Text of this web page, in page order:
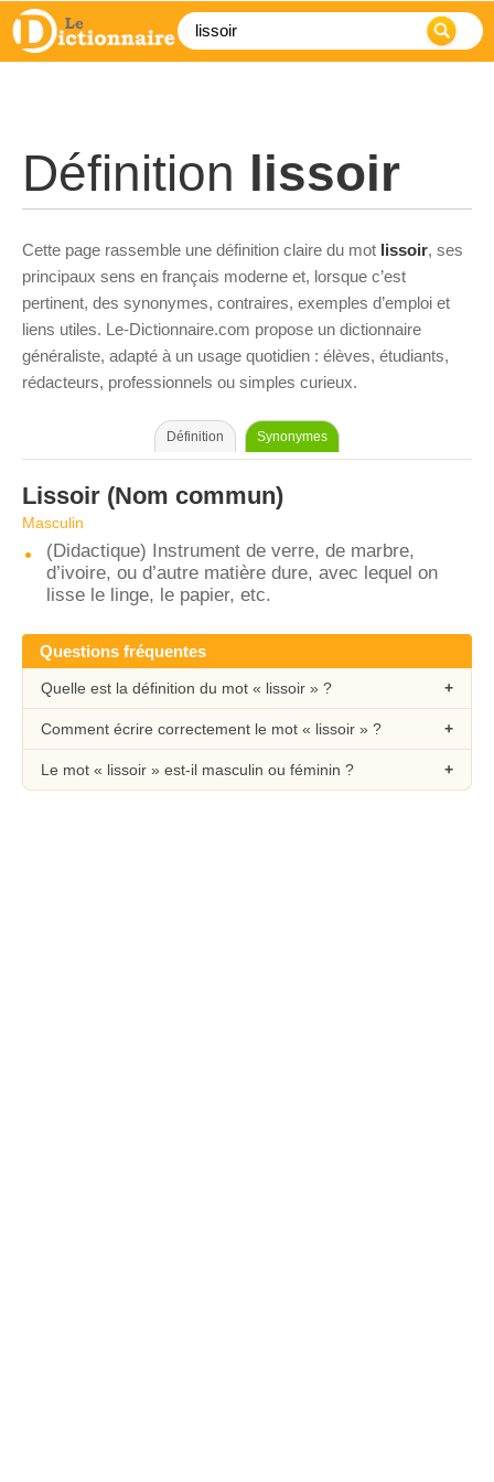
Définition lissoir
Cette page rassemble une définition claire du mot lissoir, ses
principaux sens en français moderne et, lorsque c’est
pertinent, des synonymes, contraires, exemples d’emploi et
liens utiles. Le-Dictionnaire.com propose un dictionnaire
généraliste, adapté à un usage quotidien : élèves, étudiants,
rédacteurs, professionnels ou simples curieux.
Définition Synonymes
Lissoir (Nom commun)
Masculin
(Didactique) Instrument de verre, de marbre,
d’ivoire, ou d’autre matière dure, avec lequel on
lisse le linge, le papier, etc.
Questions fréquentes
Quelle est la définition du mot « lissoir » ?
Comment écrire correctement le mot « lissoir » ?
Le mot « lissoir » est-il masculin ou féminin ?